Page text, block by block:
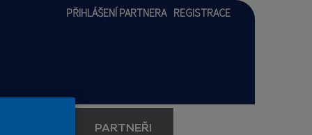
PŘIHLÁŠENÍ PARTNERA REGISTRACE
PARTNEŘI